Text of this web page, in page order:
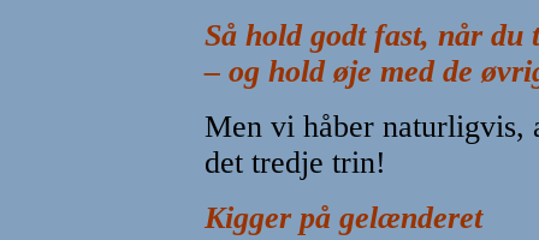
Så hold godt fast, når
– og hold øje med de
Men vi håber naturligvis,
det tredje trin!
Kigger på gelænderet